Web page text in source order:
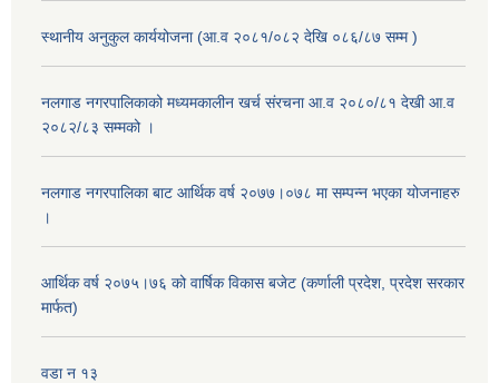
स्थानीय अनुकुल कार्ययोजना (आ.व २०८१/०८२ देखि ०८६/८७ सम्म )
नलगाड नगरपालिकाको मध्यमकालीन खर्च संरचना आ.व २०८०/८१ देखी आ.व
२०८२/८३ सम्मको ।
नलगाड नगरपालिका बाट आर्थिक वर्ष २०७७।०७८ मा सम्पन्न भएका योजनाहरु
।
आर्थिक वर्ष २०७५।७६ को वार्षिक विकास बजेट (कर्णाली प्रदेश, प्रदेश सरकार
मार्फत)
वडा न १३